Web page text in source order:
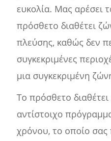
ευκολία. Μας αρέσει
πρόσθετο διαθέτει
πλεύσης, καθώς δεν
συγκεκριμένες
μια συγκεκριμένη
Το πρόσθετο
αντίστοιχο
χρόνου, το οποίο